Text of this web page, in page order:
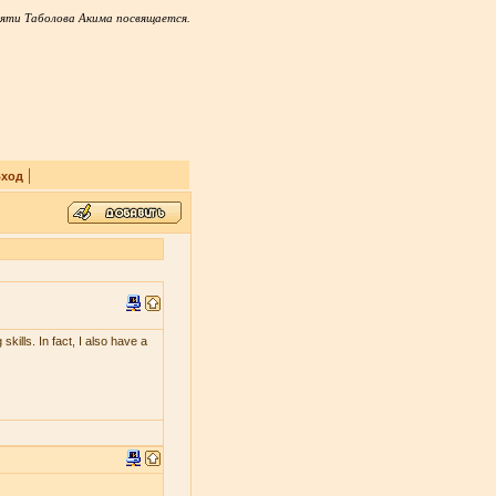
Таболова Акима посвящается.
|
skills. In fact, I also have a